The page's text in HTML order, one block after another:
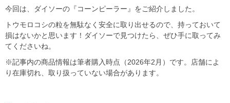
今回は、ダイソーの『コーンピーラー』をご紹介しました。
トウモロコシの粒を無駄なく安全に取り出せるので、持っておいて
損はないかと思います！ダイソーで見つけたら、ぜひ手に取ってみ
てくださいね。
※記事内の商品情報は筆者購入時点（2026年2月）です。店舗によ
り在庫切れ、取り扱っていない場合があります。